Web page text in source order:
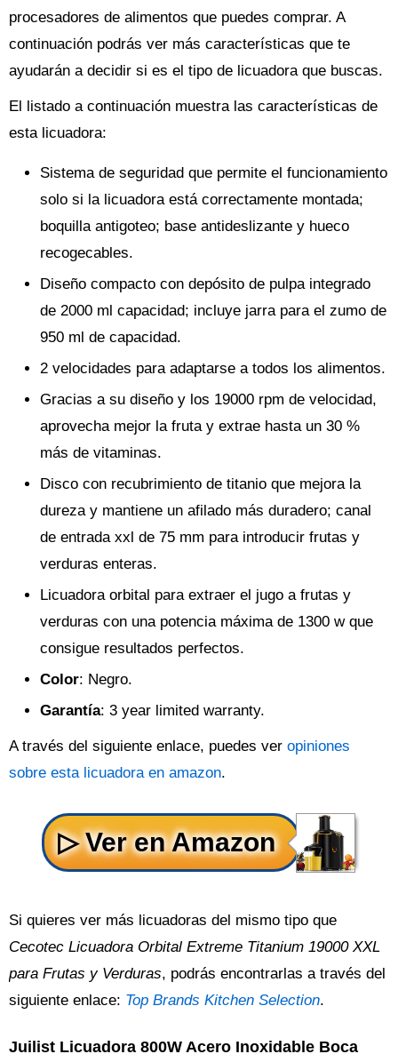
procesadores de alimentos que puedes comprar. A
continuación podrás ver más características que te
ayudarán a decidir si es el tipo de licuadora que buscas.
El listado a continuación muestra las características de
esta licuadora:
Sistema de seguridad que permite el funcionamiento
solo si la licuadora está correctamente montada;
boquilla antigoteo; base antideslizante y hueco
recogecables.
Diseño compacto con depósito de pulpa integrado
de 2000 ml capacidad; incluye jarra para el zumo de
950 ml de capacidad.
2 velocidades para adaptarse a todos los alimentos.
Gracias a su diseño y los 19000 rpm de velocidad,
aprovecha mejor la fruta y extrae hasta un 30 %
más de vitaminas.
Disco con recubrimiento de titanio que mejora la
dureza y mantiene un afilado más duradero; canal
de entrada xxl de 75 mm para introducir frutas y
verduras enteras.
Licuadora orbital para extraer el jugo a frutas y
verduras con una potencia máxima de 1300 w que
consigue resultados perfectos.
Color: Negro.
Garantía: 3 year limited warranty.
A través del siguiente enlace, puedes ver opiniones
sobre esta licuadora en amazon.
Si quieres ver más licuadoras del mismo tipo que
Cecotec Licuadora Orbital Extreme Titanium 19000 XXL
para Frutas y Verduras, podrás encontrarlas a través del
siguiente enlace: Top Brands Kitchen Selection.
Juilist Licuadora 800W Acero Inoxidable Boca